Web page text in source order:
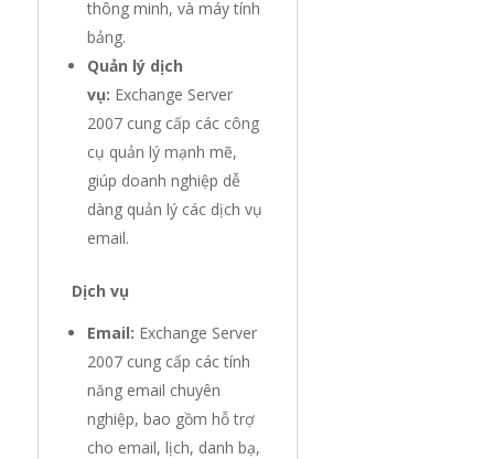
thông minh, và máy tính
bảng.
Quản lý dịch
vụ: Exchange Server
2007 cung cấp các công
cụ quản lý mạnh mẽ,
giúp doanh nghiệp dễ
dàng quản lý các dịch vụ
email.
Dịch vụ
Email: Exchange Server
2007 cung cấp các tính
năng email chuyên
nghiệp, bao gồm hỗ trợ
cho email, lịch, danh bạ,